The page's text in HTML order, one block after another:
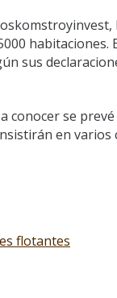
sus
conocer se
en varios
flotantes